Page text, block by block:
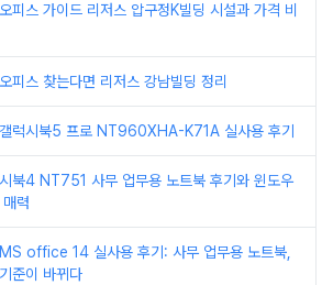
피스 가이드 리저스 압구정K빌딩 시설과 가격 비
피스 찾는다면 리저스 강남빌딩 정리
럭시북5 프로 NT960XHA-K71A 실사용 후기
북4 NT751 사무 업무용 노트북 후기와 윈도우
력
office 14 실사용 후기: 사무 업무용 노트북,
준이 바뀌다